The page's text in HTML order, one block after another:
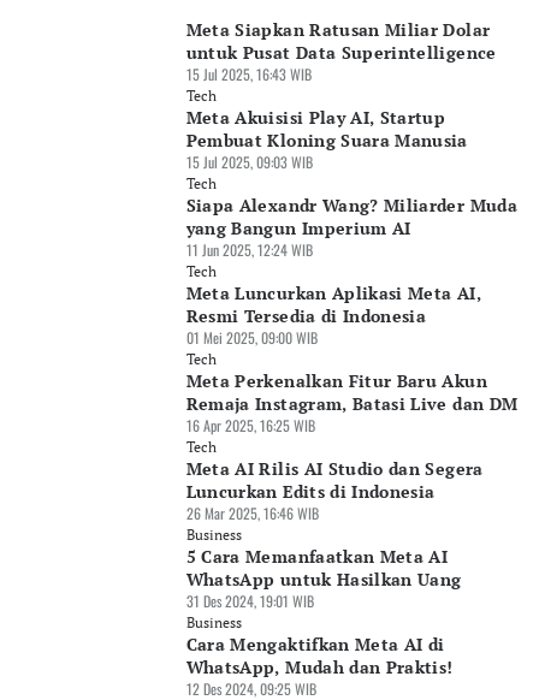
Meta Siapkan Ratusan Miliar Dolar
untuk Pusat Data Superintelligence
15 Jul 2025, 16:43 WIB
Tech
Meta Akuisisi Play AI, Startup
Pembuat Kloning Suara Manusia
15 Jul 2025, 09:03 WIB
Tech
Siapa Alexandr Wang? Miliarder Muda
yang Bangun Imperium AI
11 Jun 2025, 12:24 WIB
Tech
Meta Luncurkan Aplikasi Meta AI,
Resmi Tersedia di Indonesia
01 Mei 2025, 09:00 WIB
Tech
Meta Perkenalkan Fitur Baru Akun
Remaja Instagram, Batasi Live dan DM
16 Apr 2025, 16:25 WIB
Tech
Meta AI Rilis AI Studio dan Segera
Luncurkan Edits di Indonesia
26 Mar 2025, 16:46 WIB
Business
5 Cara Memanfaatkan Meta AI
WhatsApp untuk Hasilkan Uang
31 Des 2024, 19:01 WIB
Business
Cara Mengaktifkan Meta AI di
WhatsApp, Mudah dan Praktis!
12 Des 2024, 09:25 WIB